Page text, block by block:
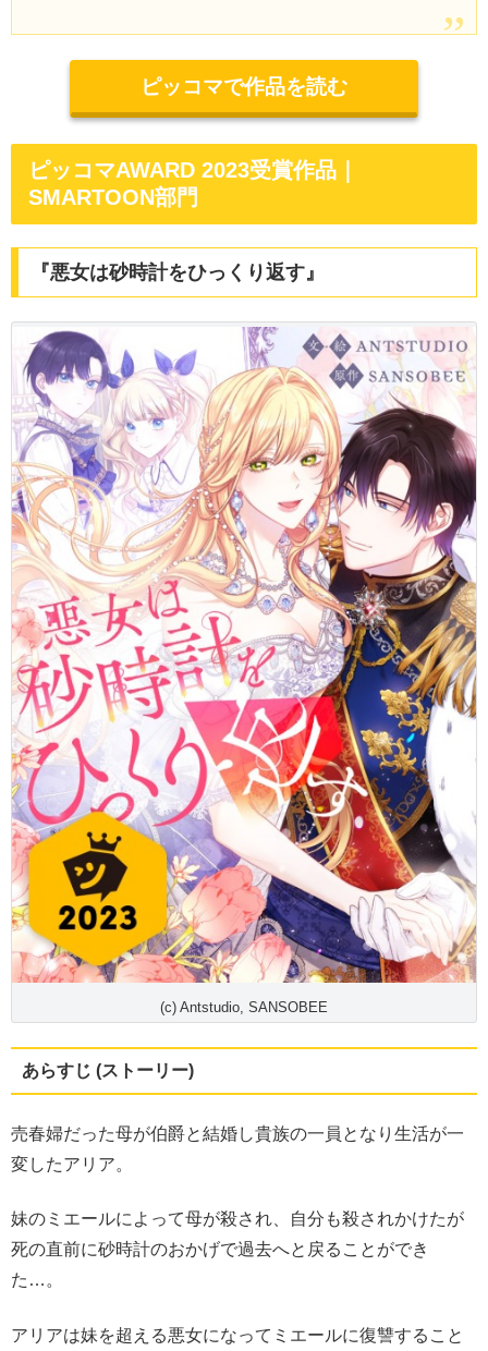
ピッコマで作品を読む
ピッコマAWARD 2023受賞作品｜
SMARTOON部門
『悪女は砂時計をひっくり返す』
(c) Antstudio, SANSOBEE
あらすじ (ストーリー)
売春婦だった母が伯爵と結婚し貴族の一員となり生活が一
変したアリア。
妹のミエールによって母が殺され、自分も殺されかけたが
死の直前に砂時計のおかげで過去へと戻ることができ
た…。
アリアは妹を超える悪女になってミエールに復讐すること